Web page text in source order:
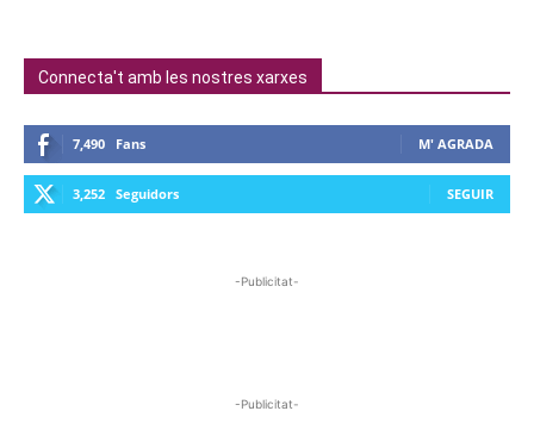
Connecta't amb les nostres xarxes
7,490 Fans M' AGRADA
3,252 Seguidors SEGUIR
-Publicitat-
-Publicitat-